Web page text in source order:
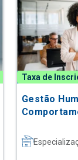
Taxa de
Gestão